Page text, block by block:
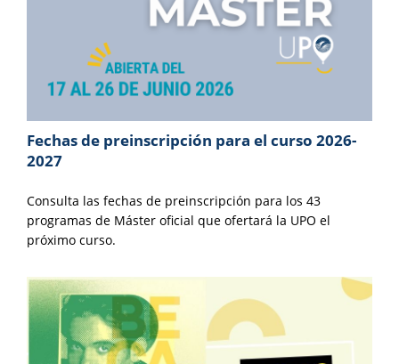
Fechas de preinscripción para el curso 2026-
2027
Consulta las fechas de preinscripción para los 43
programas de Máster oficial que ofertará la UPO el
próximo curso.